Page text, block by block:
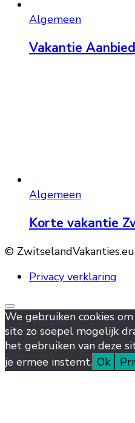
Algemeen
Vakantie
Algemeen
Korte vakantie
© ZwitselandVakanties.eu
Privacy verklaring
We gebruiken cookies
site zo soepel mogelijk
het gebruiken van deze
je ermee instemt. Ok